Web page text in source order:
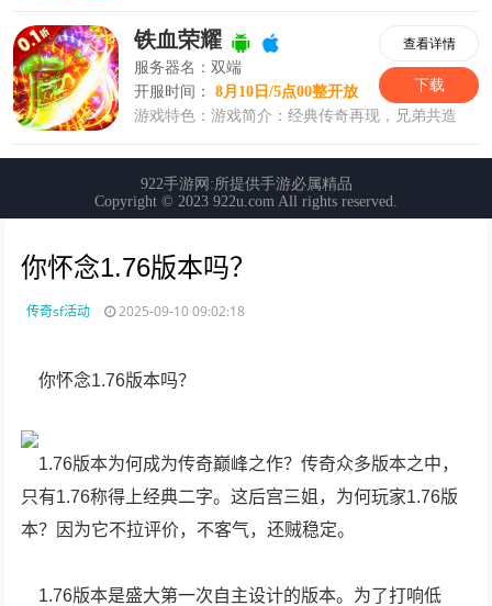
你怀念1.76版本吗？
传奇sf活动 2025-09-10 09:02:18
你怀念1.76版本吗？
1.76版本为何成为传奇巅峰之作？传奇众多版本之中，
只有1.76称得上经典二字。这后宫三姐，为何玩家1.76版
本？因为它不拉评价，不客气，还贼稳定。
1.76版本是盛大第一次自主设计的版本。为了打响低